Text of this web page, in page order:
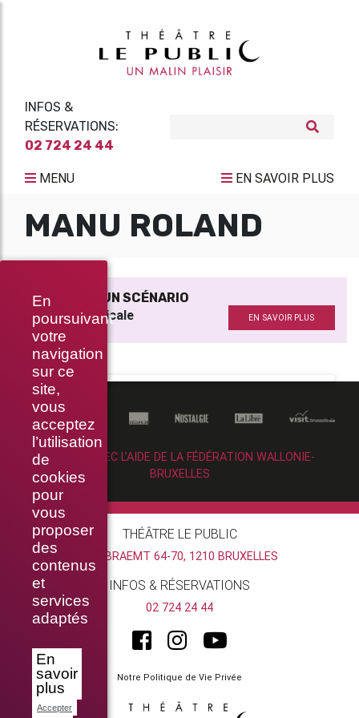
En
poursuivant
votre
navigation
sur ce
site,
vous
acceptez
l’utilisation
de
cookies
pour
vous
proposer
des
contenus
et
services
adaptés
En
savoir
plus
Accepter
INFOS &
RÉSERVATIONS:
02 724 24 44
MENU EN SAVOIR PLUS
MANU ROLAND
JOURNAL D’UN SCÉNARIO
Création musicale EN SAVOIR PLUS
RÉALISÉ AVEC L’AIDE DE LA FÉDÉRATION WALLONIE-
BRUXELLES
THÉÂTRE LE PUBLIC
RUE BRAEMT 64-70, 1210 BRUXELLES
INFOS & RÉSERVATIONS
02 724 24 44
Notre Politique de Vie Privée